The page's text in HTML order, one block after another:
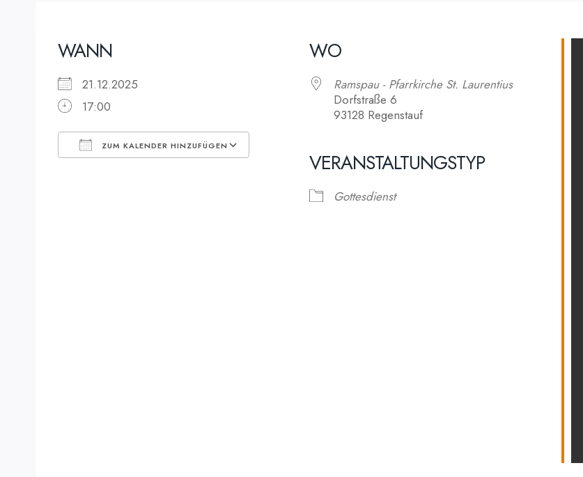
WANN
21.12.2025
17:00
ZUM KALENDER HINZUFÜGEN
Google Kalender iCalendar
WO
Ramspau - Pfarrkirche St. Laurentius
Dorfstraße 6
93128 Regenstauf
VERANSTALTUNGSTYP
Gottesdienst